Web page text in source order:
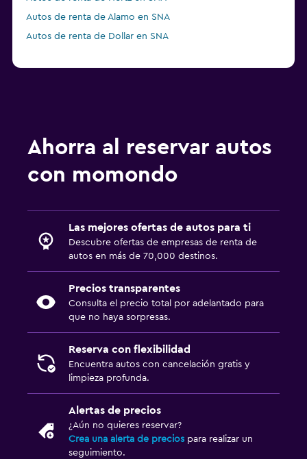
Autos de renta de Alamo en SNA
Autos de renta de Dollar en SNA
Ahorra al reservar autos
con momondo
Las mejores ofertas de autos para ti
Descubre ofertas de empresas de renta de
autos en más de 70,000 destinos.
Precios transparentes
Consulta el precio total por adelantado para
que no haya sorpresas.
Reserva con flexibilidad
Encuentra autos con cancelación gratis y
limpieza profunda.
Alertas de precios
¿Aún no quieres reservar?
Crea una alerta de precios para realizar un
seguimiento.